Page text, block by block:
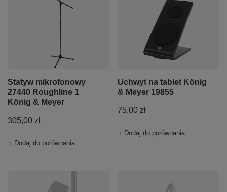
Statyw mikrofonowy
27440 Roughline 1
König & Meyer
305,00 zł
+ Dodaj do porównania
Uchwyt na tablet König
& Meyer 19855
75,00 zł
+ Dodaj do porównania